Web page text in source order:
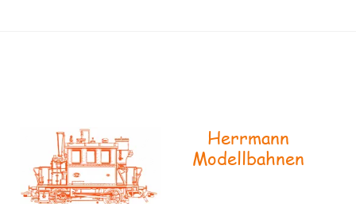
Herrmann
Modellbahnen